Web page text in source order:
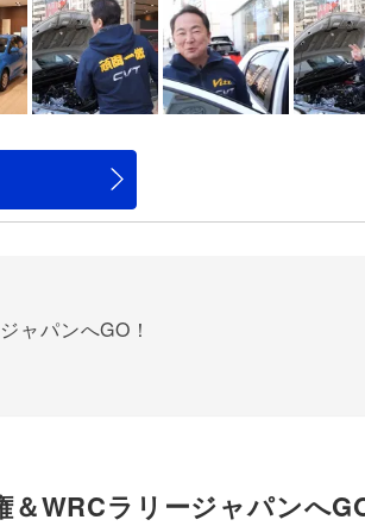
ャパンへGO！
＆WRCラリージャパンへ